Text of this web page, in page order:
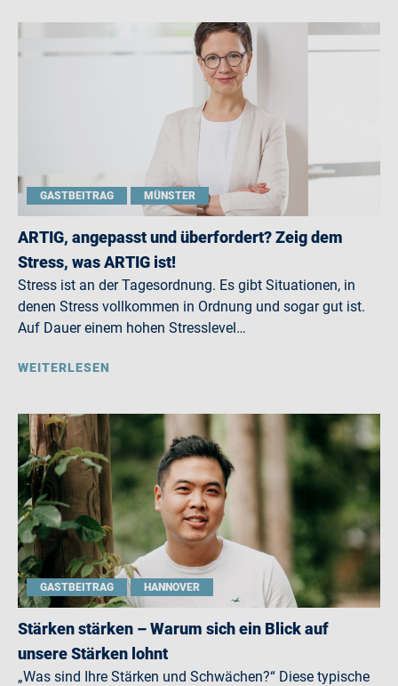
GASTBEITRAG MÜNSTER
ARTIG, angepasst und überfordert? Zeig dem
Stress, was ARTIG ist!
Stress ist an der Tagesordnung. Es gibt Situationen, in
denen Stress vollkommen in Ordnung und sogar gut ist.
Auf Dauer einem hohen Stresslevel…
WEITERLESEN
GASTBEITRAG HANNOVER
Stärken stärken – Warum sich ein Blick auf
unsere Stärken lohnt
„Was sind Ihre Stärken und Schwächen?“ Diese typische